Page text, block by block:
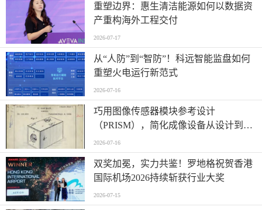
重塑边界：惠生清洁能源如何以数据资
产重构海外工程交付
2026-07-17
从“人防”到“智防”！科远智能监盘如何
重塑火电运行新范式
2026-07-16
巧用图像传感器模块参考设计
（PRISM），简化成像设备从设计到制
造的全流程
2026-07-16
双奖加冕，实力共鉴！罗地格祝贺香港
国际机场2026持续斩获行业大奖
2026-07-15